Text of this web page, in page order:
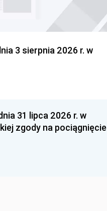
3 sierpnia 2026 r. w
31 lipca 2026 r. w
zgody na pociągnięcie